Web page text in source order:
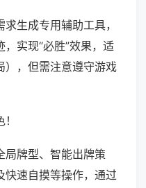
生成专用辅助工具，
实现“必胜”效果，适
），但需注意遵守游戏
局牌型、智能出牌策
快速自摸等操作，通过